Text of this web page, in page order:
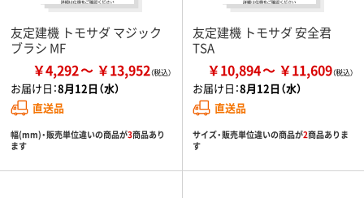
友定建機 トモサダ マジック
ブラシ MF
￥4,292 ￥13,952
お届け日：8月12日（水）
直送品
幅(mm)・販売単位違いの商品が3商品あり
ます
友定建機 トモサダ 安全君
TSA
￥10,894 ￥11,609
お届け日：8月12日（水）
直送品
サイズ・販売単位違いの商品が2商品ありま
す